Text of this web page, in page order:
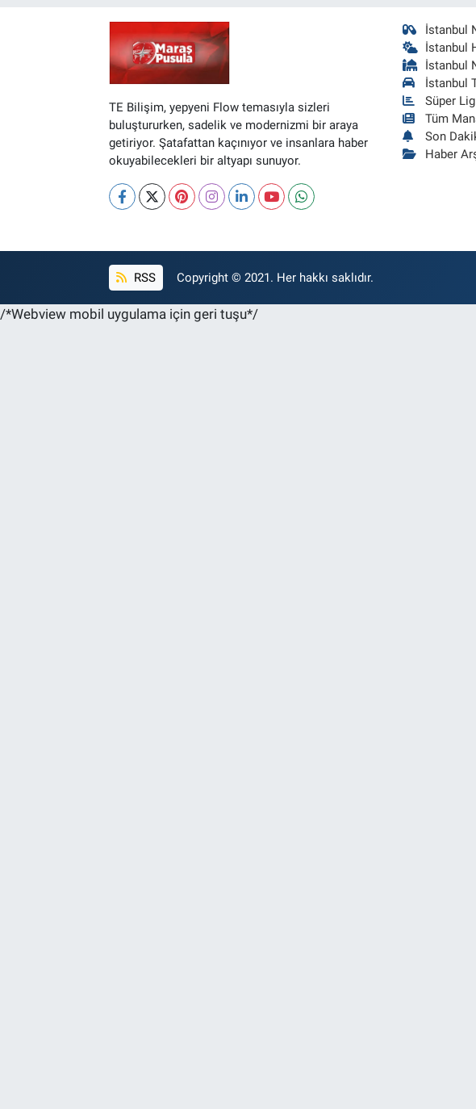
TE Bilişim, yepyeni Flow temasıyla sizleri
buluştururken, sadelik ve modernizmi bir araya
getiriyor. Şatafattan kaçınıyor ve insanlara haber
okuyabilecekleri bir altyapı sunuyor.
İstanbul
İstanbul
İstanbul
İstanbul
Süper
Tüm
Son
Haber
RSS Copyright © 2021. Her hakkı saklıdır.
/*Webview mobil uygulama için geri tuşu*/